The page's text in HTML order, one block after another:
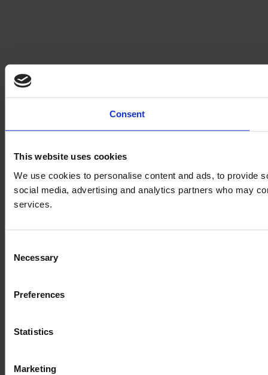
Consent
This website uses cookies
We use cookies to personalise content and ads, to provide
social media, advertising and analytics partners who may
services.
Selection
Necessary
Preferences
Statistics
Marketing